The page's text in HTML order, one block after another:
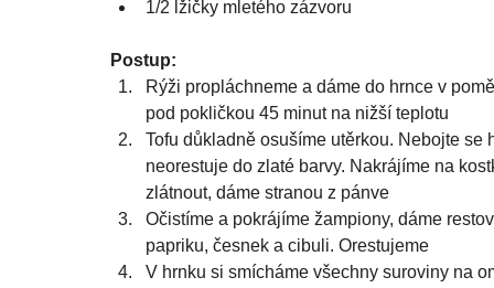
1/2 lžičky mletého zázvoru
Postup:
Rýži propláchneme a dáme do hrnce v
pod pokličkou 45 minut na nižší teplotu
Tofu důkladně osušíme utěrkou. Nebojte
neorestuje do zlaté barvy. Nakrájíme na
zlátnout, dáme stranou z pánve
Očistíme a pokrájíme žampiony, dáme
papriku, česnek a cibuli. Orestujeme
V hrnku si smícháme všechny suroviny na